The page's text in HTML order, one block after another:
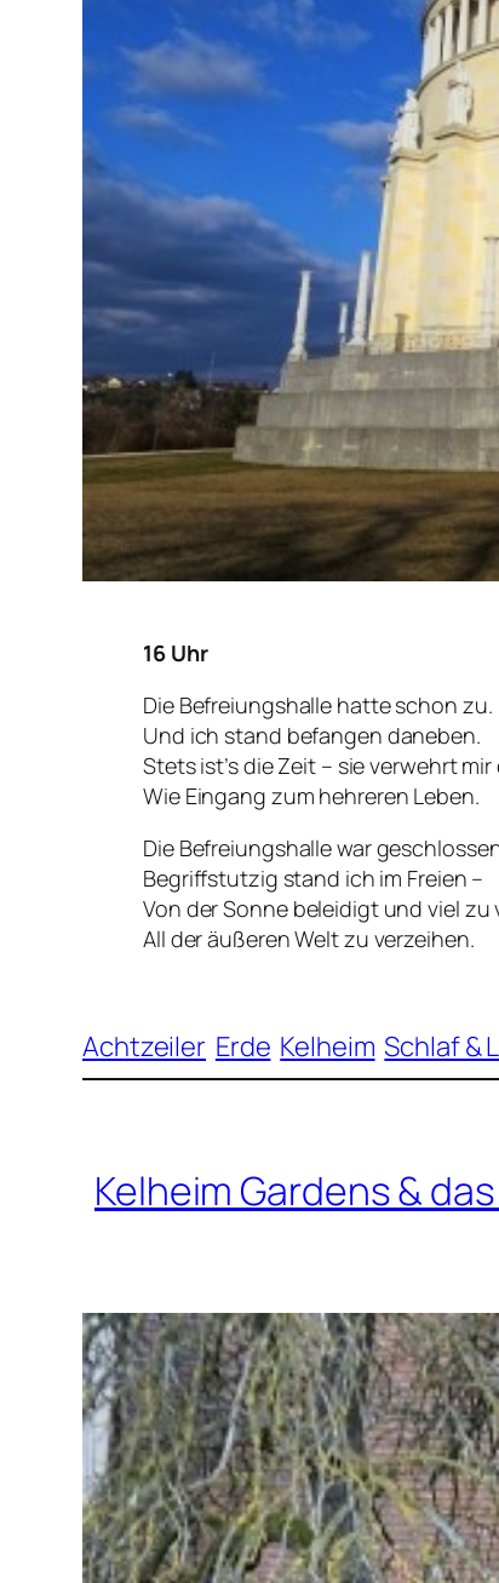
16 Uhr
Die Befreiungshalle hatte schon zu.
Und ich stand befangen daneben.
Stets ist’s die Zeit – sie verwehrt
Wie Eingang zum hehreren Leben.
Die Befreiungshalle war
Begriffstutzig stand ich im Freien –
Von der Sonne beleidigt und viel zu
All der äußeren Welt zu verzeihen.
Achtzeiler Erde Kelheim Schlaf &
Kelheim Gardens &